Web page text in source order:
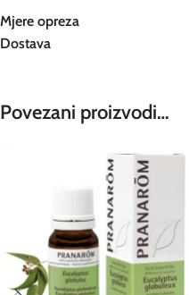
Mjere opreza
Dostava
Povezani proizvodi…